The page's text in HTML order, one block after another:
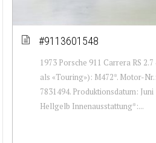
#9113601548
1973 Porsche 911 Carrera RS
als «Touring»): M472*. Motor-
7831494. Produktionsdatum:
Hellgelb Innenausstattung*:...